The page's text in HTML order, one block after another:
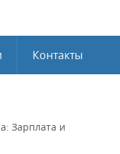
Контакты
Зарплата и